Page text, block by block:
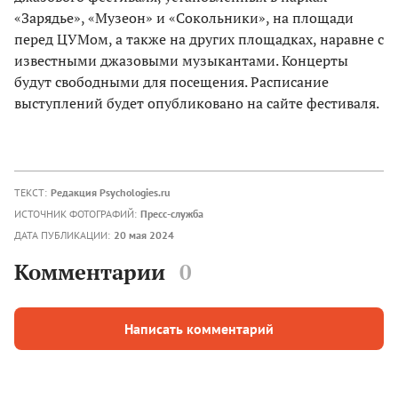
«Зарядье», «Музеон» и «Сокольники», на площади
перед ЦУМом, а также на других площадках, наравне с
известными джазовыми музыкантами. Концерты
будут свободными для посещения. Расписание
выступлений будет опубликовано на сайте фестиваля.
ТЕКСТ: Редакция Psychologies.ru
ИСТОЧНИК ФОТОГРАФИЙ: Пресс-служба
ДАТА ПУБЛИКАЦИИ: 20 мая 2024
Комментарии 0
Написать комментарий